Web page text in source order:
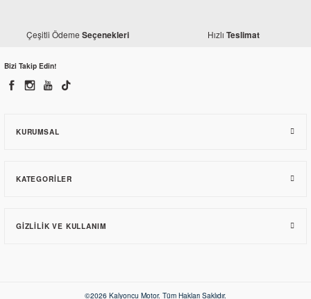
Çeşitli Ödeme Seçenekleri Hızlı Teslimat
Bizi Takip Edin!
KURUMSAL
KATEGORILER
GIZLILIK VE KULLANIM
©2026 Kalyoncu Motor. Tüm Hakları Saklıdır.